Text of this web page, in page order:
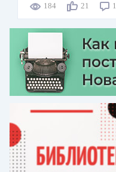
184 21